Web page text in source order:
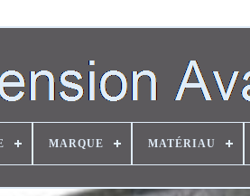
MARQUE MATÉRIAU